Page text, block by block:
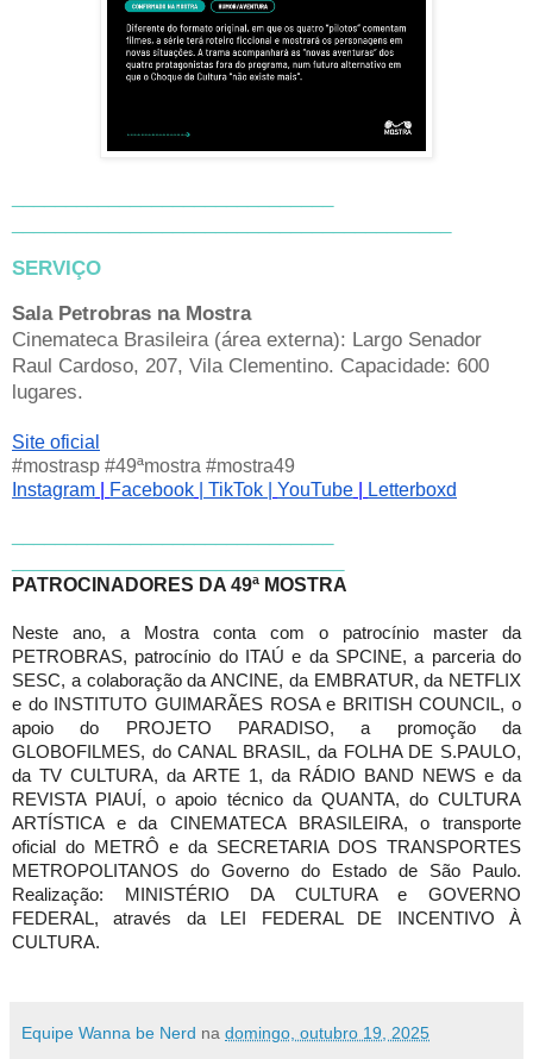
SERVIÇO
Sala Petrobras na Mostra
Cinemateca Brasileira (área externa): Largo Senador
Raul Cardoso, 207, Vila Clementino. Capacidade: 600
lugares.
Site oficial
#mostrasp #49ªmostra #mostra49
Instagram
Facebook | TikTok | YouTube Letterboxd
PATROCINADORES DA 49ª MOSTRA
Neste ano, a Mostra conta com o patrocínio master da
PETROBRAS, patrocínio do ITAÚ e da SPCINE, a parceria do
SESC, a colaboração da ANCINE, da EMBRATUR, da NETFLIX
e do INSTITUTO GUIMARÃES ROSA e BRITISH COUNCIL, o
apoio do PROJETO PARADISO, a promoção da
GLOBOFILMES, do CANAL BRASIL, da FOLHA DE S.PAULO,
da TV CULTURA, da ARTE 1, da RÁDIO BAND NEWS e da
REVISTA PIAUÍ, o apoio técnico da QUANTA, do CULTURA
ARTÍSTICA e da CINEMATECA BRASILEIRA, o transporte
oficial do METRÔ e da SECRETARIA DOS TRANSPORTES
METROPOLITANOS do Governo do Estado de São Paulo.
Realização: MINISTÉRIO DA CULTURA e GOVERNO
FEDERAL, através da LEI FEDERAL DE INCENTIVO À
CULTURA.
Equipe Wanna be Nerd na domingo, outubro 19, 2025